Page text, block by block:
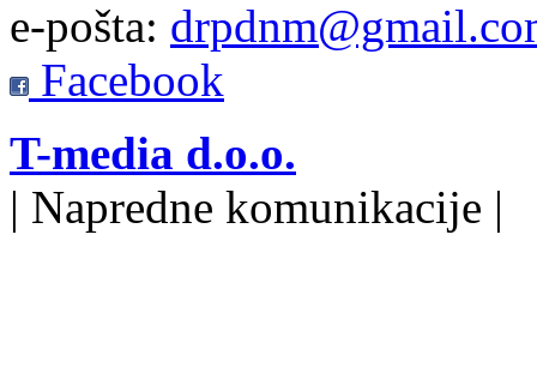
e-pošta:
Facebook
T-media d.o.o.
| Napredne komunikacije |